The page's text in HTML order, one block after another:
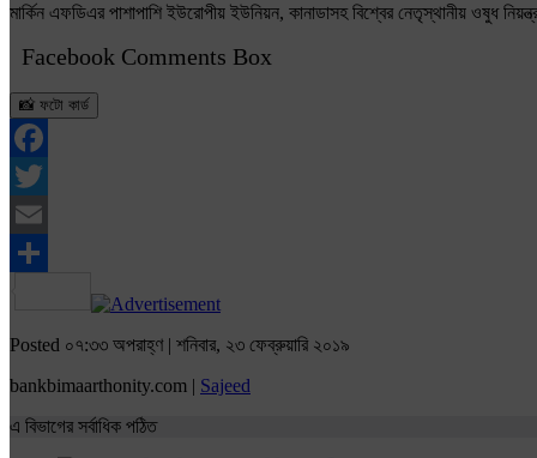
মার্কিন এফডিএর পাশাপাশি ইউরোপীয় ইউনিয়ন, কানাডাসহ বিশ্বের নেতৃস্থানীয় ওষুধ
Facebook Comments Box
📸 ফটো কার্ড
Facebook
Twitter
Email
Share
Posted ০৭:৩৩ অপরাহ্ণ | শনিবার, ২৩ ফেব্রুয়ারি ২০১৯
bankbimaarthonity.com | Sajeed
এ বিভাগের সর্বাধিক পঠিত